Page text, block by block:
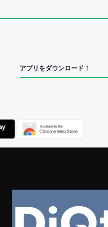
アプリをダウンロード！